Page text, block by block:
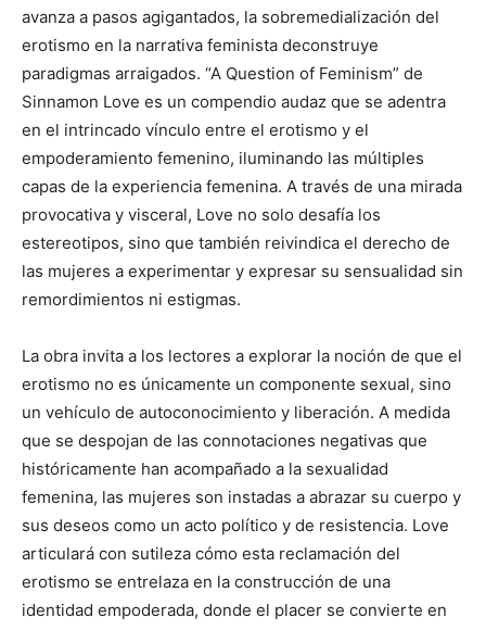
avanza a pasos agigantados, la sobremedialización del
erotismo en la narrativa feminista deconstruye
paradigmas arraigados. “A Question of Feminism” de
Sinnamon Love es un compendio audaz que se adentra
en el intrincado vínculo entre el erotismo y el
empoderamiento femenino, iluminando las múltiples
capas de la experiencia femenina. A través de una mirada
provocativa y visceral, Love no solo desafía los
estereotipos, sino que también reivindica el derecho de
las mujeres a experimentar y expresar su sensualidad sin
remordimientos ni estigmas.
La obra invita a los lectores a explorar la noción de que el
erotismo no es únicamente un componente sexual, sino
un vehículo de autoconocimiento y liberación. A medida
que se despojan de las connotaciones negativas que
históricamente han acompañado a la sexualidad
femenina, las mujeres son instadas a abrazar su cuerpo y
sus deseos como un acto político y de resistencia. Love
articulará con sutileza cómo esta reclamación del
erotismo se entrelaza en la construcción de una
identidad empoderada, donde el placer se convierte en